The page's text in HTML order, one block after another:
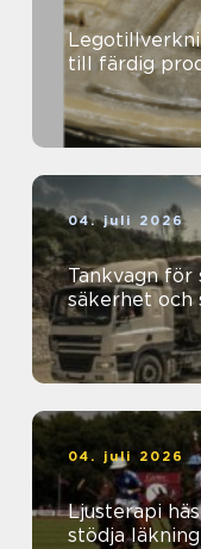
Legotillverkning
till färdig
04. juli 2026
Tankvagn
säkerhet och
04. juli 2026
Ljusterapi häst hur infrarött ljus
stödja